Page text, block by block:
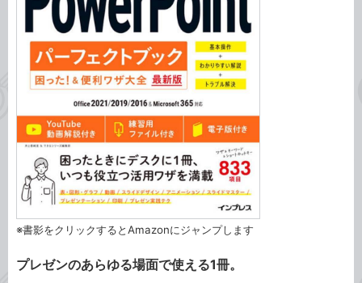
※書影をクリックするとAmazonにジャンプします
プレゼンのあらゆる場面で使える1冊。